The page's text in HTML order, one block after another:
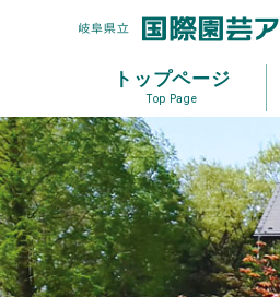
トップページ
Top Page